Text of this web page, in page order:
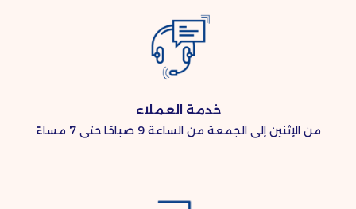
خدمة العملاء
من الإثنين إلى الجمعة من الساعة 9 صباحًا حتى 7 مساءً